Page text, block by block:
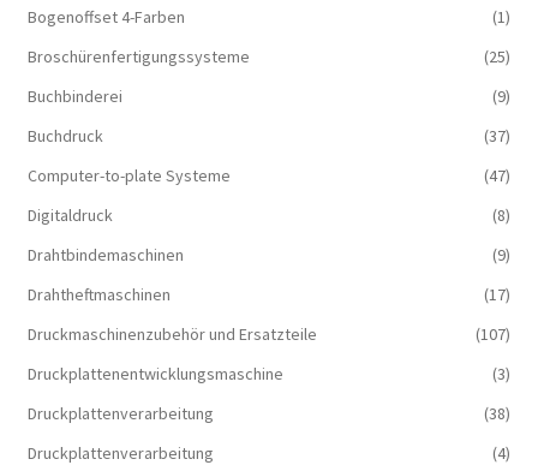
Bogenoffset 4-Farben
(1)
Broschürenfertigungssysteme
(25)
Buchbinderei
(9)
Buchdruck
(37)
Computer-to-plate Systeme
(47)
Digitaldruck
(8)
Drahtbindemaschinen
(9)
Drahtheftmaschinen
(17)
Druckmaschinenzubehör und Ersatzteile
(107)
Druckplattenentwicklungsmaschine
(3)
Druckplattenverarbeitung
(38)
Druckplattenverarbeitung
(4)